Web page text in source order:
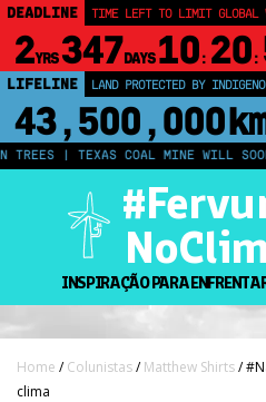
DEADLINE TIME LEFT TO LIMIT GLOBAL
2YRS347DAYS 10: 20:
LIFELINE LAND PROTECTED BY
43,500,000
| TEXAS COAL MINE WILL SOON BE
INSPIRAÇÃO PARA
Home /Colunistas/Matthew Shirts/
clima